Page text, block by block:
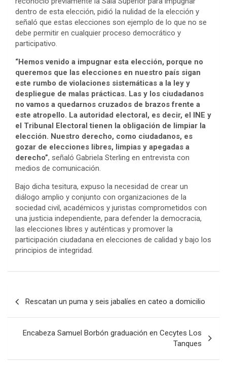
dentro de esta elección, pidió la nulidad de la elección y
señaló que estas elecciones son ejemplo de lo que no se
debe permitir en cualquier proceso democrático y
participativo.
“Hemos venido a impugnar esta elección, porque no
queremos que las elecciones en nuestro país sigan
este rumbo de violaciones sistemáticas a la ley y
despliegue de malas prácticas. Las y los ciudadanos
no vamos a quedarnos cruzados de brazos frente a
este atropello. La autoridad electoral, es decir, el INE y
el Tribunal Electoral tienen la obligación de limpiar la
elección. Nuestro derecho, como ciudadanos, es
gozar de elecciones libres, limpias y apegadas a
derecho”, señaló Gabriela Sterling en entrevista con
medios de comunicación.
Bajo dicha tesitura, expuso la necesidad de crear un
diálogo amplio y conjunto con organizaciones de la
sociedad civil, académicos y juristas comprometidos con
una justicia independiente, para defender la democracia,
las elecciones libres y auténticas y promover la
participación ciudadana en elecciones de calidad y bajo los
principios de integridad.
Rescatan un puma y seis jabalíes en cateo a domicilio
Encabeza Samuel Borbón graduación en Cecytes Los
Tanques